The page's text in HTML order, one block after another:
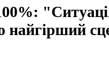
найгірший